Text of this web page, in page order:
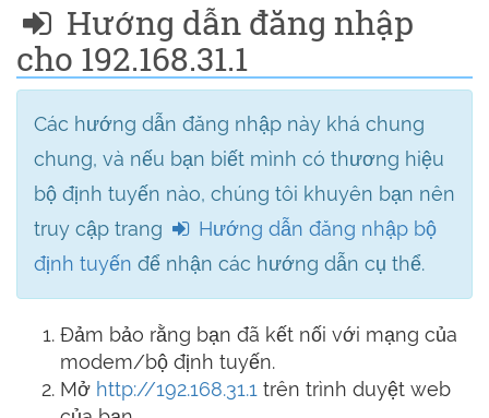
Hướng dẫn đăng nhập
cho 192.168.31.1
Các hướng dẫn đăng nhập này khá chung
chung, và nếu bạn biết mình có thương hiệu
bộ định tuyến nào, chúng tôi khuyên bạn nên
truy cập trang
Hướng dẫn đăng nhập bộ
định tuyến để nhận các hướng dẫn cụ thể.
Đảm bảo rằng bạn đã kết nối với mạng của
modem/bộ định tuyến.
Mở http://192.168.31.1 trên trình duyệt web